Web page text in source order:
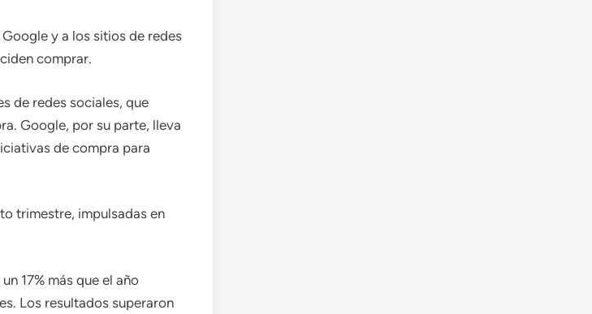
y a los sitios de redes
comprar.
de redes sociales, que
Google, por su parte, lleva
de compra para
trimestre, impulsadas en
17% más que el año
Los resultados superaron